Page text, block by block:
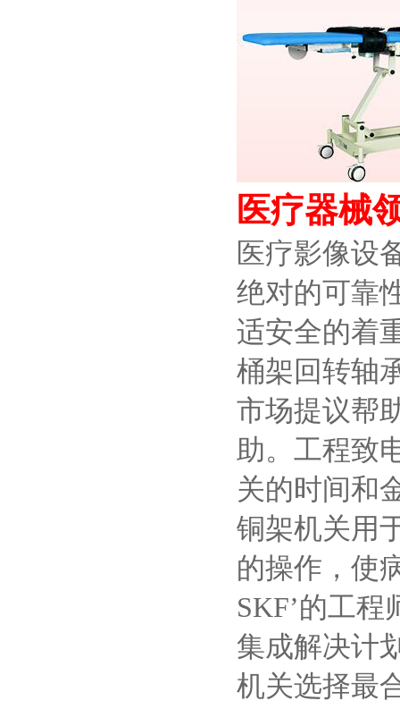
医疗器械
医疗影像设
绝对的可靠
适安全的着
桶架回转轴
市场提议帮
助。工程致
关的时间和
铜架机关用
的操作，使
SKF’的工
集成解决计
机关选择最